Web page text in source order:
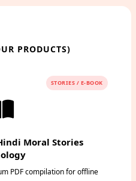
PRODUCTS)
STORIES / E-BOOK
Moral Stories
PDF compilation for offline